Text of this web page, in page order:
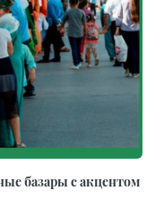
базары с акцентом